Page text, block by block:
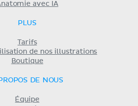
avec IA
PLUS
Tarifs
de nos illustrations
Boutique
DE NOUS
Équipe